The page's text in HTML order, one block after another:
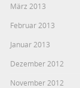
März 2013
Februar 2013
Januar 2013
Dezember 2012
November 2012